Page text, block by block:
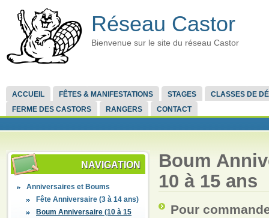
Réseau Castor
Bienvenue sur le site du réseau Castor
ACCUEIL FÊTES & MANIFESTATIONS STAGES
CLASSES DE
FERME DES CASTORS
RANGERS CONTACT
NAVIGATION
Anniversaires et Boums
Fête Anniversaire (3 à 14 ans)
Boum Anniversaire (10 à 15
Boum
10 à 15 ans
Pour